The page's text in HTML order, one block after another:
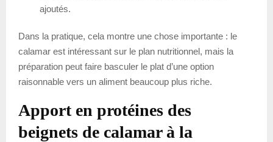
ajoutés.
Dans la pratique, cela montre une chose importante : le
calamar est intéressant sur le plan nutritionnel, mais la
préparation peut faire basculer le plat d’une option
raisonnable vers un aliment beaucoup plus riche.
Apport en protéines des
beignets de calamar à la